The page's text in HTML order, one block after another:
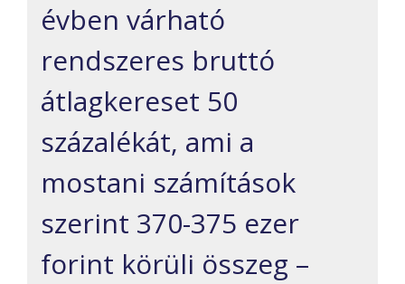
évben várható
rendszeres bruttó
átlagkereset 50
százalékát, ami a
mostani számítások
szerint 370-375 ezer
forint körüli összeg –